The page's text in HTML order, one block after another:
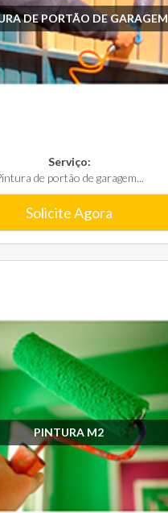
DE PORTÃO DE GARAGEM
Serviço:
de portão de garagem...
Solicite Agora
PINTURA M2